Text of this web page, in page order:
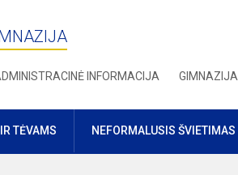
INFORMACIJA GIMNAZIJA
TĖVAMS NEFORMALUSIS ŠVIETIMAS